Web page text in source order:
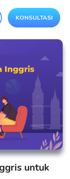
KONSULTASI
untuk